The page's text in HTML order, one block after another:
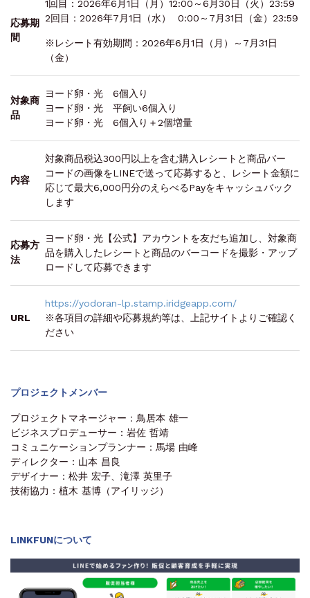
応募期
間
1回目：2026年6月1日（月）12:00～6月30日（火）23:59
2回目：2026年7月1日（水） 0:00～7月31日（金）23:59
※レシート有効期間：2026年6月1日（月）～7月31日
（金）
対象商
品
ヨード卵・光 6個入り
ヨード卵・光 平飼い6個入り
ヨード卵・光 6個入り＋2個増量
内容
対象商品税込300円以上を含む購入レシートと商品バー
コードの画像をLINEで送って応募すると、レシート金額に
応じて最大6,000円分のえらべるPayをキャッシュバック
します
応募方
法
ヨード卵・光【公式】アカウントを友だち追加し、対象商
品を購入したレシートと商品のバーコードを撮影・アップ
ロードして応募できます
URL
https://yodoran-lp.stamp.iridgeapp.com/
※各項目の詳細や応募規約等は、上記サイトよりご確認く
ださい
プロジェクトメンバー
プロジェクトマネージャー：鳥居本 雄一
ビジネスプロデューサー：岩佐 哲靖
コミュニケーションプランナー：馬場 由峰
ディレクター：山本 昌良
デザイナー：松井 宏子、滝澤 英里子
技術協力：植木 基博（アイリッジ）
LINKFUNについて